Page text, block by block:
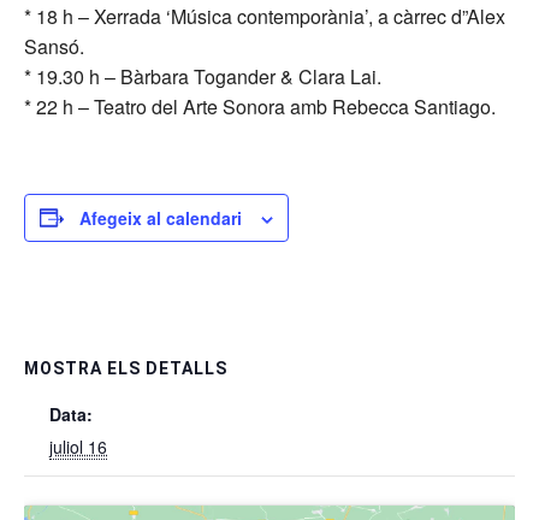
* 18 h – Xerrada ‘Música contemporània’, a càrrec d”Alex
Sansó.
* 19.30 h – Bàrbara Togander & Clara Lai.
* 22 h – Teatro del Arte Sonora amb Rebecca Santiago.
Afegeix al calendari
MOSTRA ELS DETALLS
Data:
juliol 16